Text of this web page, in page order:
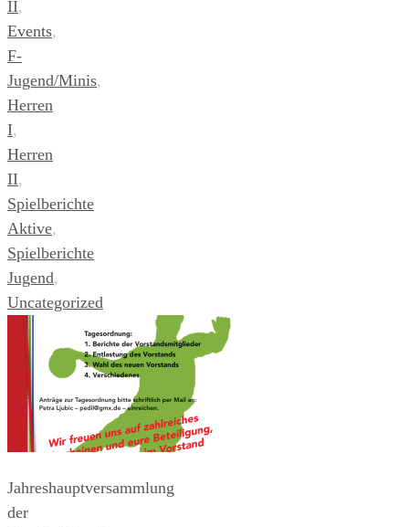
II,
Events,
F-
Jugend/Minis,
Herren
I,
Herren
II,
Spielberichte
Aktive,
Spielberichte
Jugend,
Uncategorized
Jahreshauptversammlung
der